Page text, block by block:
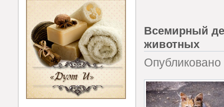
Всемирный
животных